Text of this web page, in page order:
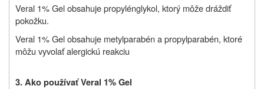
Veral 1% Gel obsahuje propylénglykol, ktorý môže dráždiť
pokožku.
Veral 1% Gel obsahuje metylparabén a propylparabén, ktoré
môžu vyvolať alergickú reakciu
3.Ako používať Veral 1% Gel